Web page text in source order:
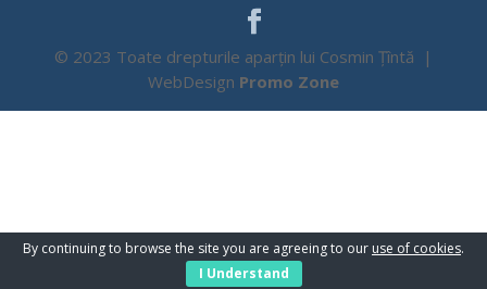
© 2023 Toate drepturile aparțin lui Cosmin Țîntă |
WebDesign Promo Zone
By continuing to browse the site you are agreeing to our use of cookies.
I Understand